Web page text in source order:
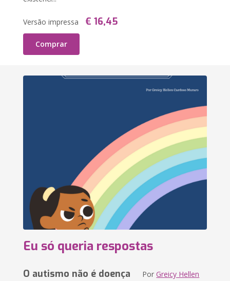
Versão impressa € 16,45
Comprar
Eu só queria respostas
O autismo não é doença PorGreicy Hellen